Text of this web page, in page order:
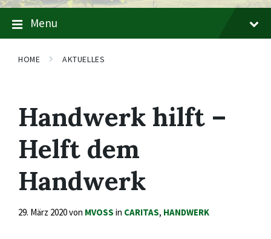
Menu
HOME AKTUELLES
Handwerk hilft –
Helft dem
Handwerk
29. März 2020von MVOSS in CARITAS, HANDWERK